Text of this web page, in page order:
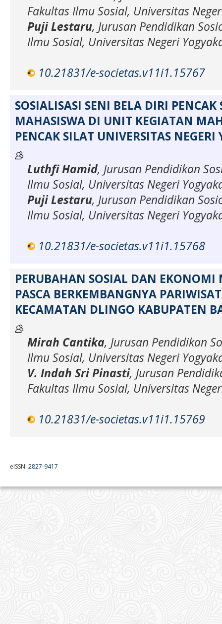
Fakultas Ilmu Sosial, Universitas
Puji Lestaru, Jurusan Pendidikan
Ilmu Sosial, Universitas Negeri
10.21831/e-societas.v11i1.15767
SOSIALISASI SENI BELA DIRI PENCAK
MAHASISWA DI UNIT KEGIATAN
PENCAK SILAT UNIVERSITAS NEGERI
Luthfi Hamid, Jurusan Pendidikan
Ilmu Sosial, Universitas Negeri
Puji Lestaru, Jurusan Pendidikan
Ilmu Sosial, Universitas Negeri
10.21831/e-societas.v11i1.15768
PERUBAHAN SOSIAL DAN EKONOMI
PASCA BERKEMBANGNYA
KECAMATAN DLINGO KABUPATEN
Mirah Cantika, Jurusan Pendidikan
Ilmu Sosial, Universitas Negeri
V. Indah Sri Pinasti, Jurusan
Fakultas Ilmu Sosial, Universitas
10.21831/e-societas.v11i1.15769
eISSN: 2827-9417